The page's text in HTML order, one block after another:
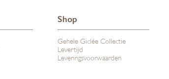
Shop
Gehele Giclée Collectie
Levertijd
Leveringsvoorwaarden